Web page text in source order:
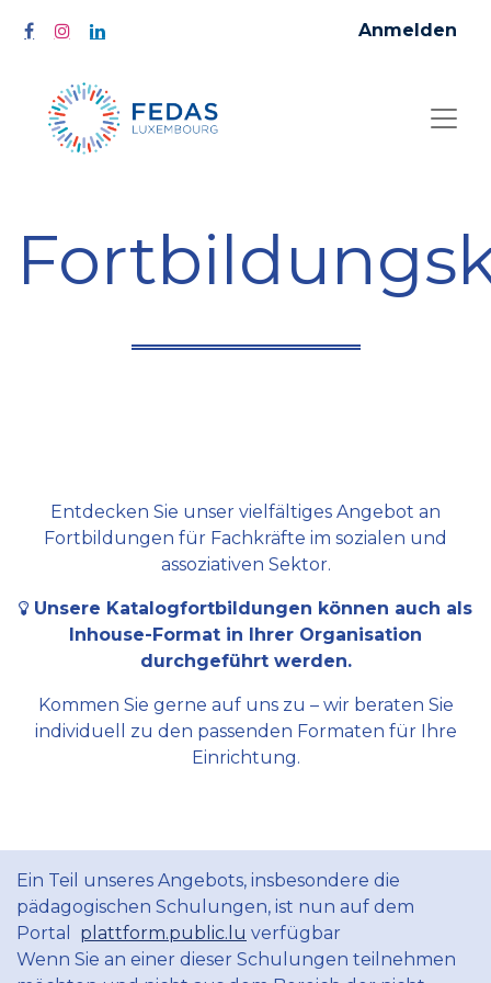
Anmelden
Entdecken Sie unser vielfältiges Angebot an
Fortbildungen für Fachkräfte im sozialen und
assoziativen Sektor.
Unsere Katalogfortbildungen können auch als
Inhouse-Format in Ihrer Organisation
durchgeführt werden.
Kommen Sie gerne auf uns zu – wir beraten Sie
individuell zu den passenden Formaten für Ihre
Einrichtung.
Ein Teil unseres Angebots, insbesondere die
pädagogischen Schulungen, ist nun auf dem
Portal plattform.public.lu verfügbar
Wenn Sie an einer dieser Schulungen teilnehmen